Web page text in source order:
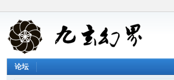
论坛